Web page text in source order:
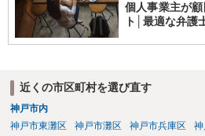
個人事業主が
ト│最適な弁護
近くの市区町村を選び直す
神戸市内
神戸市東灘区
神戸市灘区 神戸市兵庫区